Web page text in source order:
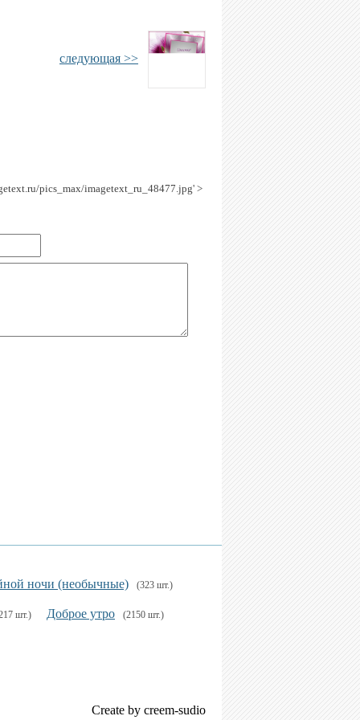
следующая >>
pics_max/imagetext_ru_48477.jpg' >
ночи (необычные) (323 шт.)
шт.) Доброе утро (2150 шт.)
Create by creem-sudio